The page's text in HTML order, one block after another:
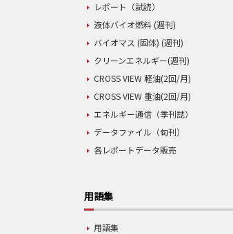
レポート（試読）
液体バイオ燃料 (週刊)
バイオマス (固体) (週刊)
クリーンエネルギー(週刊)
CROSS VIEW 軽油(2回/月)
CROSS VIEW 重油(2回/月)
エネルギー通信（季刊誌）
データファイル（旬刊）
各レポートデータ販売
用語集
用語集